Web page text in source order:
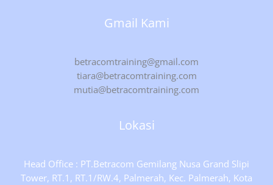
Gmail Kami
betracomtraining@gmail.com
tiara@betracomtraining.com
mutia@betracomtraining.com
Lokasi
Head Office : PT.Betracom Gemilang Nusa Grand Slipi
Tower, RT.1, RT.1/RW.4, Palmerah, Kec. Palmerah, Kota